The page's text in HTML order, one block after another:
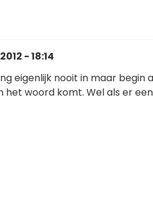
- 18:14
eigenlijk nooit in maar begin
het woord komt. Wel als er